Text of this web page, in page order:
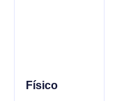
Físico